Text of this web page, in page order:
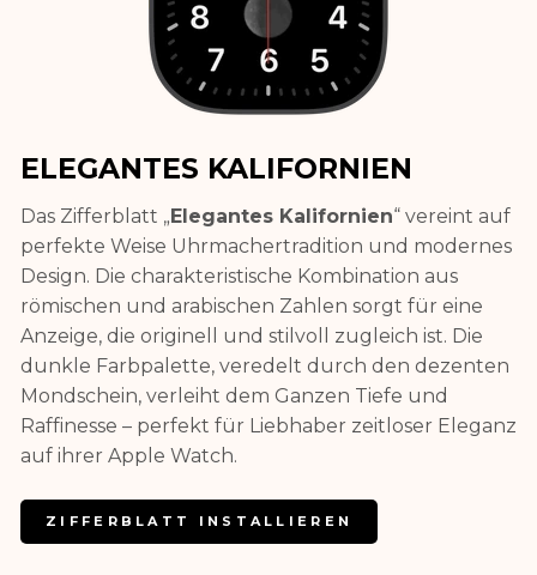
ELEGANTES KALIFORNIEN
Das Zifferblatt „ Elegantes Kalifornien“ vereint auf
perfekte Weise Uhrmachertradition und modernes
Design. Die charakteristische Kombination aus
römischen und arabischen Zahlen sorgt für eine
Anzeige, die originell und stilvoll zugleich ist. Die
dunkle Farbpalette, veredelt durch den dezenten
Mondschein, verleiht dem Ganzen Tiefe und
Raffinesse – perfekt für Liebhaber zeitloser Eleganz
auf ihrer Apple Watch.
ZIFFERBLATT INSTALLIEREN